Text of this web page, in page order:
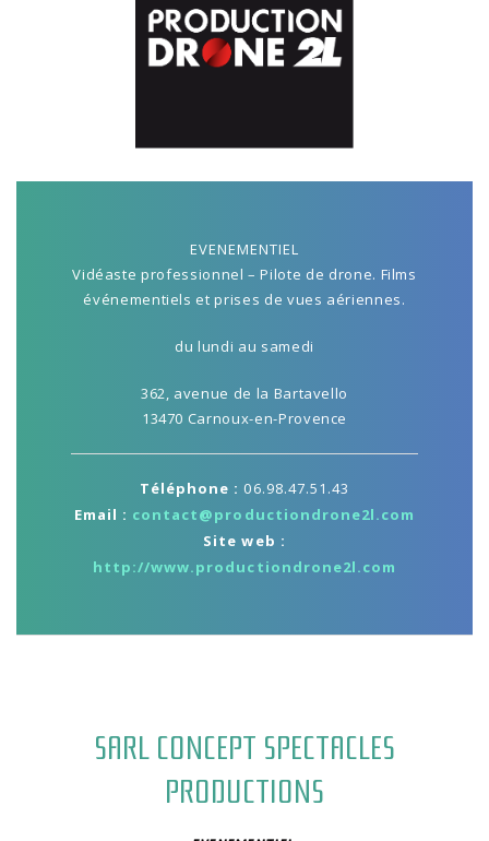
EVENEMENTIEL
Vidéaste professionnel – Pilote de drone. Films
événementiels et prises de vues aériennes.
du lundi au samedi
362, avenue de la Bartavello
13470 Carnoux-en-Provence
Téléphone : 06.98.47.51.43
Email : contact@productiondrone2l.com
Site web :
http://www.productiondrone2l.com
SARL CONCEPT SPECTACLES
PRODUCTIONS